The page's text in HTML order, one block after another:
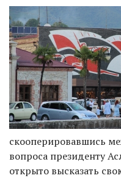
скооперировавшись
вопроса президенту
открыто высказать